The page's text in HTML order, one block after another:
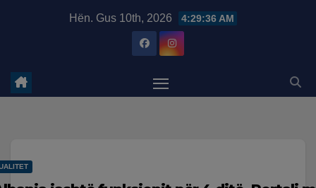
Hën. Gus 10th, 2026 4:29:37 AM